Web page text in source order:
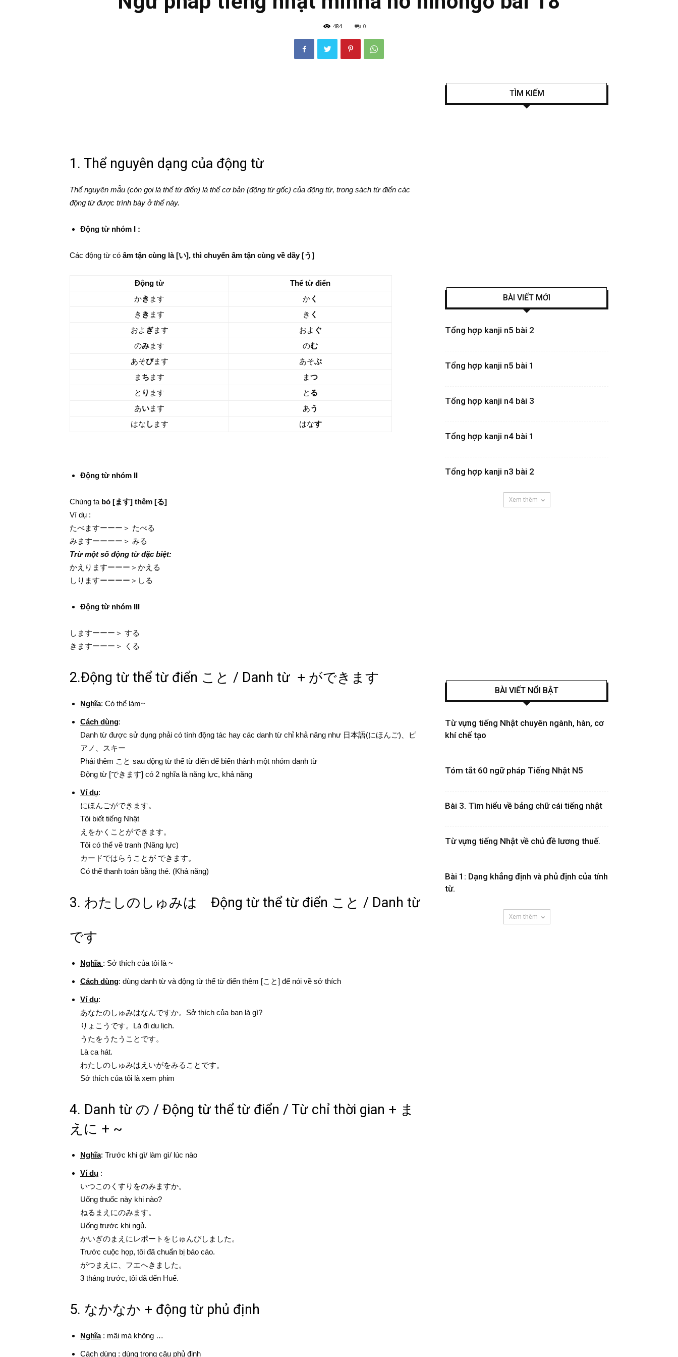
484 0
1. Thể nguyên dạng của động từ
Thể nguyên mẫu (còn gọi là thể từ điển) là thể cơ bản (động từ gốc) của động từ, trong sách từ điển các
động từ được trình bày ở thể này.
Động từ nhóm I :
Các động từ có âm tận cùng là [い], thì chuyển âm tận cùng về dãy [う]
Động từ
Thể từ điển
かき ます か く
き き ます き く
およ ぎます およ ぐ
のみます のむ
あそびます あそぶ
ま ち ます まつ
と り ます と る
あいます あう
はな し ます はなす
Động từ nhóm II
Chúng ta bỏ [ます] thêm [る]
Ví dụ :
たべますーーー＞ たべる
みますーーーー＞ みる
Trừ một số động từ đặc biệt:
かえりますーーー＞かえる
しりますーーーー＞しる
Động từ nhóm III
しますーーー＞ する
きますーーー＞ くる
2.Động từ thể từ điển こと / Danh từ + ができます
Nghĩa: Có thể làm~
Cách dùng:
Danh từ được sử dụng phải có tính động tác hay các danh từ chỉ khả năng như 日本語(にほんご)、ピ
アノ、スキー
Phải thêm こと sau động từ thể từ điển để biến thành một nhóm danh từ
Động từ [できます] có 2 nghĩa là năng lực, khả năng
Ví dụ:
にほんごができます。
Tôi biết tiếng Nhật
えをかくことができます。
Tôi có thể vẽ tranh (Năng lực)
カードではらうことが できます。
Có thể thanh toán bằng thẻ. (Khả năng)
3. わたしのしゅみは Động từ thể từ điển こと / Danh từ
です
Nghĩa : Sở thích của tôi là ~
Cách dùng: dùng danh từ và động từ thể từ điển thêm [こと] để nói về sở thích
Ví dụ:
あなたのしゅみはなんですか。Sở thích của bạn là gì?
りょこうです。Là đi du lịch.
うたをうたうことです。
Là ca hát.
わたしのしゅみはえいがをみることです。
Sở thích của tôi là xem phim
4. Danh từ の / Động từ thể từ điển / Từ chỉ thời gian + ま
えに + ~
Nghĩa: Trước khi gì/ làm gì/ lúc nào
Ví dụ :
いつこのくすりをのみますか。
Uống thuốc này khi nào?
ねるまえにのみます。
Uống trước khi ngủ.
かいぎのまえにレポートをじゅんびしました。
Trước cuộc họp, tôi đã chuẩn bị báo cáo.
がつまえに、フエへきました。
3 tháng trước, tôi đã đến Huế.
5. なかなか + động từ phủ định
Nghĩa: mãi mà không …
Cách dùng : dùng trong câu phủ định
TÌM KIẾM
BÀI VIẾT MỚI
Tổng hợp kanji n5 bài 2
Tổng hợp kanji n5 bài 1
Tổng hợp kanji n4 bài 3
Tổng hợp kanji n4 bài 1
Tổng hợp kanji n3 bài 2
Xem thêm
BÀI VIẾT NỔI BẬT
Từ vựng tiếng Nhật chuyên ngành, hàn, cơ
khí chế tạo
Tóm tắt 60 ngữ pháp Tiếng Nhật N5
Bài 3. Tìm hiểu về bảng chữ cái tiếng nhật
Từ vựng tiếng Nhật về chủ đề lương thuế.
Bài 1: Dạng khẳng định và phủ định của tính
từ.
Xem thêm